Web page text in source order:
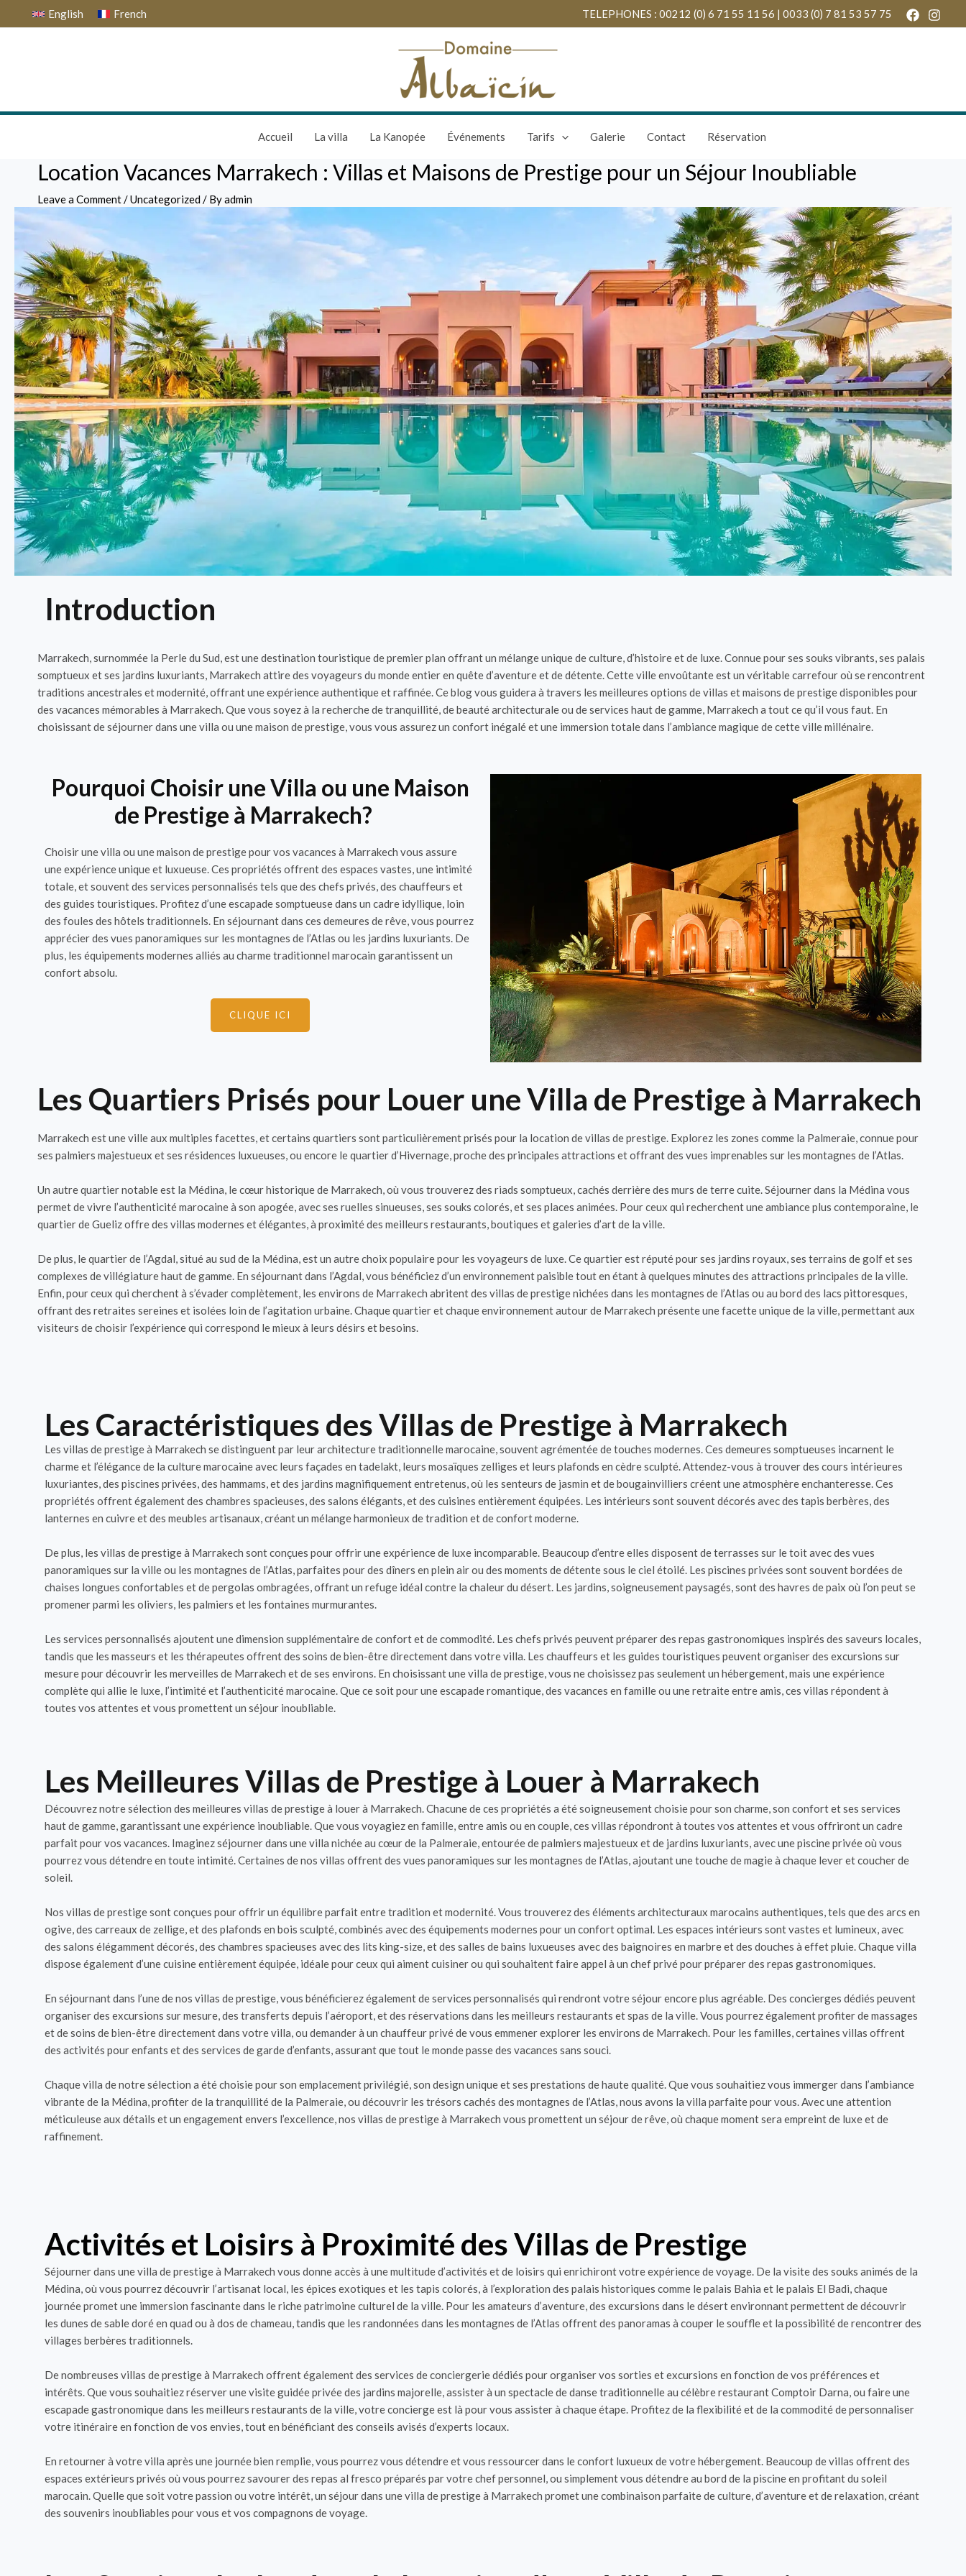
to
English French TELEPHONES : 00212 (0) 6 71 55 11 56 | 0033 (0) 7 81 53 57 75
Accueil La villa La Kanopée Événements Tarifs Galerie Contact Réservation
Location Vacances Marrakech : Villas et Maisons de Prestige pour un Séjour Inoubliable
Leave a Comment/Uncategorized/ Byadmin
Introduction
Marrakech, surnommée la Perle du Sud, est une destination touristique de premier plan offrant un mélange unique de culture, d’histoire et de luxe. Connue pour ses souks vibrants, ses palais
somptueux et ses jardins luxuriants, Marrakech attire des voyageurs du monde entier en quête d’aventure et de détente. Cette ville envoûtante est un véritable carrefour où se rencontrent
traditions ancestrales et modernité, offrant une expérience authentique et raffinée. Ce blog vous guidera à travers les meilleures options de villas et maisons de prestige disponibles pour
des vacances mémorables à Marrakech. Que vous soyez à la recherche de tranquillité, de beauté architecturale ou de services haut de gamme, Marrakech a tout ce qu’il vous faut. En
choisissant de séjourner dans une villa ou une maison de prestige, vous vous assurez un confort inégalé et une immersion totale dans l’ambiance magique de cette ville millénaire.
Pourquoi Choisir une Villa ou une Maison
de Prestige à Marrakech?
Choisir une villa ou une maison de prestige pour vos vacances à Marrakech vous assure
une expérience unique et luxueuse. Ces propriétés offrent des espaces vastes, une intimité
totale, et souvent des services personnalisés tels que des chefs privés, des chauffeurs et
des guides touristiques. Profitez d’une escapade somptueuse dans un cadre idyllique, loin
des foules des hôtels traditionnels. En séjournant dans ces demeures de rêve, vous pourrez
apprécier des vues panoramiques sur les montagnes de l’Atlas ou les jardins luxuriants. De
plus, les équipements modernes alliés au charme traditionnel marocain garantissent un
confort absolu.
CLIQUE ICI
Les Quartiers Prisés pour Louer une Villa de Prestige à Marrakech
Marrakech est une ville aux multiples facettes, et certains quartiers sont particulièrement prisés pour la location de villas de prestige. Explorez les zones comme la Palmeraie, connue pour
ses palmiers majestueux et ses résidences luxueuses, ou encore le quartier d’Hivernage, proche des principales attractions et offrant des vues imprenables sur les montagnes de l’Atlas.
Un autre quartier notable est la Médina, le cœur historique de Marrakech, où vous trouverez des riads somptueux, cachés derrière des murs de terre cuite. Séjourner dans la Médina vous
permet de vivre l’authenticité marocaine à son apogée, avec ses ruelles sinueuses, ses souks colorés, et ses places animées. Pour ceux qui recherchent une ambiance plus contemporaine, le
quartier de Gueliz offre des villas modernes et élégantes, à proximité des meilleurs restaurants, boutiques et galeries d’art de la ville.
De plus, le quartier de l’Agdal, situé au sud de la Médina, est un autre choix populaire pour les voyageurs de luxe. Ce quartier est réputé pour ses jardins royaux, ses terrains de golf et ses
complexes de villégiature haut de gamme. En séjournant dans l’Agdal, vous bénéficiez d’un environnement paisible tout en étant à quelques minutes des attractions principales de la ville.
Enfin, pour ceux qui cherchent à s’évader complètement, les environs de Marrakech abritent des villas de prestige nichées dans les montagnes de l’Atlas ou au bord des lacs pittoresques,
offrant des retraites sereines et isolées loin de l’agitation urbaine. Chaque quartier et chaque environnement autour de Marrakech présente une facette unique de la ville, permettant aux
visiteurs de choisir l’expérience qui correspond le mieux à leurs désirs et besoins.
Les Caractéristiques des Villas de Prestige à Marrakech
Les villas de prestige à Marrakech se distinguent par leur architecture traditionnelle marocaine, souvent agrémentée de touches modernes. Ces demeures somptueuses incarnent le
charme et l’élégance de la culture marocaine avec leurs façades en tadelakt, leurs mosaïques zelliges et leurs plafonds en cèdre sculpté. Attendez-vous à trouver des cours intérieures
luxuriantes, des piscines privées, des hammams, et des jardins magnifiquement entretenus, où les senteurs de jasmin et de bougainvilliers créent une atmosphère enchanteresse. Ces
propriétés offrent également des chambres spacieuses, des salons élégants, et des cuisines entièrement équipées. Les intérieurs sont souvent décorés avec des tapis berbères, des
lanternes en cuivre et des meubles artisanaux, créant un mélange harmonieux de tradition et de confort moderne.
De plus, les villas de prestige à Marrakech sont conçues pour offrir une expérience de luxe incomparable. Beaucoup d’entre elles disposent de terrasses sur le toit avec des vues
panoramiques sur la ville ou les montagnes de l’Atlas, parfaites pour des dîners en plein air ou des moments de détente sous le ciel étoilé. Les piscines privées sont souvent bordées de
chaises longues confortables et de pergolas ombragées, offrant un refuge idéal contre la chaleur du désert. Les jardins, soigneusement paysagés, sont des havres de paix où l’on peut se
promener parmi les oliviers, les palmiers et les fontaines murmurantes.
Les services personnalisés ajoutent une dimension supplémentaire de confort et de commodité. Les chefs privés peuvent préparer des repas gastronomiques inspirés des saveurs locales,
tandis que les masseurs et les thérapeutes offrent des soins de bien-être directement dans votre villa. Les chauffeurs et les guides touristiques peuvent organiser des excursions sur
mesure pour découvrir les merveilles de Marrakech et de ses environs. En choisissant une villa de prestige, vous ne choisissez pas seulement un hébergement, mais une expérience
complète qui allie le luxe, l’intimité et l’authenticité marocaine. Que ce soit pour une escapade romantique, des vacances en famille ou une retraite entre amis, ces villas répondent à
toutes vos attentes et vous promettent un séjour inoubliable.
Les Meilleures Villas de Prestige à Louer à Marrakech
Découvrez notre sélection des meilleures villas de prestige à louer à Marrakech. Chacune de ces propriétés a été soigneusement choisie pour son charme, son confort et ses services
haut de gamme, garantissant une expérience inoubliable. Que vous voyagiez en famille, entre amis ou en couple, ces villas répondront à toutes vos attentes et vous offriront un cadre
parfait pour vos vacances. Imaginez séjourner dans une villa nichée au cœur de la Palmeraie, entourée de palmiers majestueux et de jardins luxuriants, avec une piscine privée où vous
pourrez vous détendre en toute intimité. Certaines de nos villas offrent des vues panoramiques sur les montagnes de l’Atlas, ajoutant une touche de magie à chaque lever et coucher de
soleil.
Nos villas de prestige sont conçues pour offrir un équilibre parfait entre tradition et modernité. Vous trouverez des éléments architecturaux marocains authentiques, tels que des arcs en
ogive, des carreaux de zellige, et des plafonds en bois sculpté, combinés avec des équipements modernes pour un confort optimal. Les espaces intérieurs sont vastes et lumineux, avec
des salons élégamment décorés, des chambres spacieuses avec des lits king-size, et des salles de bains luxueuses avec des baignoires en marbre et des douches à effet pluie. Chaque villa
dispose également d’une cuisine entièrement équipée, idéale pour ceux qui aiment cuisiner ou qui souhaitent faire appel à un chef privé pour préparer des repas gastronomiques.
En séjournant dans l’une de nos villas de prestige, vous bénéficierez également de services personnalisés qui rendront votre séjour encore plus agréable. Des concierges dédiés peuvent
organiser des excursions sur mesure, des transferts depuis l’aéroport, et des réservations dans les meilleurs restaurants et spas de la ville. Vous pourrez également profiter de massages
et de soins de bien-être directement dans votre villa, ou demander à un chauffeur privé de vous emmener explorer les environs de Marrakech. Pour les familles, certaines villas offrent
des activités pour enfants et des services de garde d’enfants, assurant que tout le monde passe des vacances sans souci.
Chaque villa de notre sélection a été choisie pour son emplacement privilégié, son design unique et ses prestations de haute qualité. Que vous souhaitiez vous immerger dans l’ambiance
vibrante de la Médina, profiter de la tranquillité de la Palmeraie, ou découvrir les trésors cachés des montagnes de l’Atlas, nous avons la villa parfaite pour vous. Avec une attention
méticuleuse aux détails et un engagement envers l’excellence, nos villas de prestige à Marrakech vous promettent un séjour de rêve, où chaque moment sera empreint de luxe et de
raffinement.
Activités et Loisirs à Proximité des Villas de Prestige
Séjourner dans une villa de prestige à Marrakech vous donne accès à une multitude d’activités et de loisirs qui enrichiront votre expérience de voyage. De la visite des souks animés de la
Médina, où vous pourrez découvrir l’artisanat local, les épices exotiques et les tapis colorés, à l’exploration des palais historiques comme le palais Bahia et le palais El Badi, chaque
journée promet une immersion fascinante dans le riche patrimoine culturel de la ville. Pour les amateurs d’aventure, des excursions dans le désert environnant permettent de découvrir
les dunes de sable doré en quad ou à dos de chameau, tandis que les randonnées dans les montagnes de l’Atlas offrent des panoramas à couper le souffle et la possibilité de rencontrer des
villages berbères traditionnels.
De nombreuses villas de prestige à Marrakech offrent également des services de conciergerie dédiés pour organiser vos sorties et excursions en fonction de vos préférences et
intérêts. Que vous souhaitiez réserver une visite guidée privée des jardins majorelle, assister à un spectacle de danse traditionnelle au célèbre restaurant Comptoir Darna, ou faire une
escapade gastronomique dans les meilleurs restaurants de la ville, votre concierge est là pour vous assister à chaque étape. Profitez de la flexibilité et de la commodité de personnaliser
votre itinéraire en fonction de vos envies, tout en bénéficiant des conseils avisés d’experts locaux.
En retourner à votre villa après une journée bien remplie, vous pourrez vous détendre et vous ressourcer dans le confort luxueux de votre hébergement. Beaucoup de villas offrent des
espaces extérieurs privés où vous pourrez savourer des repas al fresco préparés par votre chef personnel, ou simplement vous détendre au bord de la piscine en profitant du soleil
marocain. Quelle que soit votre passion ou votre intérêt, un séjour dans une villa de prestige à Marrakech promet une combinaison parfaite de culture, d’aventure et de relaxation, créant
des souvenirs inoubliables pour vous et vos compagnons de voyage.
Post
navigation